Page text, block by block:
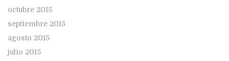
octubre 2015
septiembre 2015
agosto 2015
julio 2015